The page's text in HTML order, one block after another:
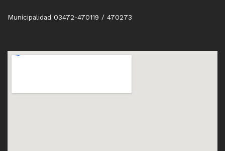
Municipalidad 03472-470119 / 470273